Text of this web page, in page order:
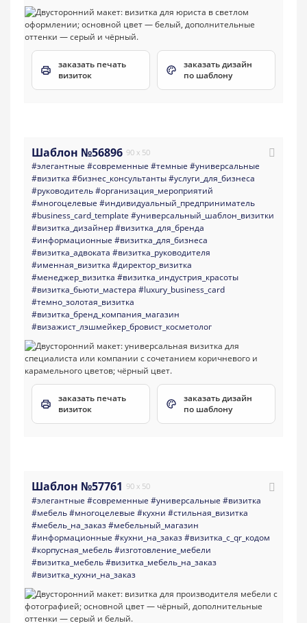
заказать печать
визиток
заказать дизайн
по шаблону
Шаблон №56896 90 x 50
#элегантные #современные #темные #универсальные
#визитка #бизнес_консультанты#услуги_для_бизнеса
#руководитель#организация_мероприятий
#многоцелевые #индивидуальный_предприниматель
#business_card_template #универсальный_шаблон_визитки
#визитка_дизайнер#визитка_для_бренда
#информационные #визитка_для_бизнеса
#визитка_адвоката #визитка_руководителя
#именная_визитка #директор_визитка
#менеджер_визитка #визитка_индустрия_красоты
#визитка_бьюти_мастера #luxury_business_card
#темно_золотая_визитка
#визитка_бренд_компания_магазин
#визажист_лэшмейкер_бровист_косметолог
заказать печать
визиток
заказать дизайн
по шаблону
Шаблон №57761 90 x 50
#элегантные #современные #универсальные #визитка
#мебель#многоцелевые #кухни #стильная_визитка
#мебель_на_заказ#мебельный_магазин
#информационные #кухни_на_заказ#визитка_с_qr_кодом
#корпусная_мебель#изготовление_мебели
#визитка_мебель#визитка_мебель_на_заказ
#визитка_кухни_на_заказ